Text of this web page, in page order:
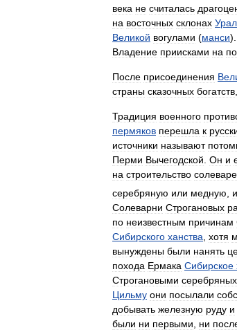
века не считалась
на восточных склонах
Великой вогулами (манси).
Владение приисками на
После присоединения
страны сказочных богатств
Традиция военного
пермяков перешла к
источники называют
Перми Вычегодской Он и
на строительство
серебряную или медную
Солеварни Строгановых
по неизвестным причинам
Сибирского ханства хотя
вынуждены были нанять
похода Ермака Сибирское
Строгановыми серебряных
Цильму они посылали
добывать железную руду и
были ни первыми ни